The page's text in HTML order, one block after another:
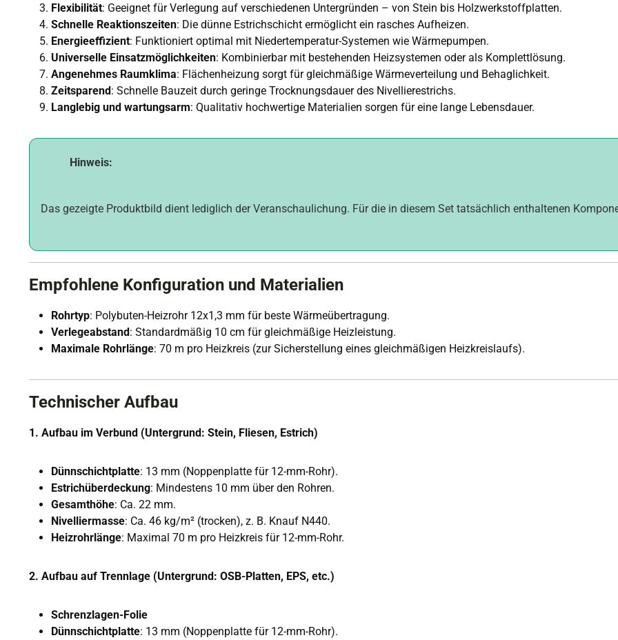
Flexibilität: Geeignet für Verlegung auf verschiedenen Untergründen – von Stein bis Holzwerkstoffplatten.
Schnelle Reaktionszeiten: Die dünne Estrichschicht ermöglicht ein rasches Aufheizen.
Energieeffizient: Funktioniert optimal mit Niedertemperatur-Systemen wie Wärmepumpen.
Universelle Einsatzmöglichkeiten: Kombinierbar mit bestehenden Heizsystemen oder als Komplettlösung.
Angenehmes Raumklima: Flächenheizung sorgt für gleichmäßige Wärmeverteilung und Behaglichkeit.
Zeitsparend: Schnelle Bauzeit durch geringe Trocknungsdauer des Nivellierestrichs.
Langlebig und wartungsarm: Qualitativ hochwertige Materialien sorgen für eine lange Lebensdauer.
Hinweis:
Das gezeigte Produktbild dient lediglich der Veranschaulichung. Für die in diesem Set tatsächlich enthaltenen
Empfohlene Konfiguration und Materialien
Rohrtyp: Polybuten-Heizrohr 12x1,3 mm für beste Wärmeübertragung.
Verlegeabstand: Standardmäßig 10 cm für gleichmäßige Heizleistung.
Maximale Rohrlänge: 70 m pro Heizkreis (zur Sicherstellung eines gleichmäßigen Heizkreislaufs).
Technischer Aufbau
1. Aufbau im Verbund (Untergrund: Stein, Fliesen, Estrich)
Dünnschichtplatte: 13 mm (Noppenplatte für 12-mm-Rohr).
Estrichüberdeckung: Mindestens 10 mm über den Rohren.
Gesamthöhe: Ca. 22 mm.
Nivelliermasse: Ca. 46 kg/m² (trocken), z. B. Knauf N440.
Heizrohrlänge: Maximal 70 m pro Heizkreis für 12-mm-Rohr.
2. Aufbau auf Trennlage (Untergrund: OSB-Platten, EPS, etc.)
Schrenzlagen-Folie
Dünnschichtplatte: 13 mm (Noppenplatte für 12-mm-Rohr).